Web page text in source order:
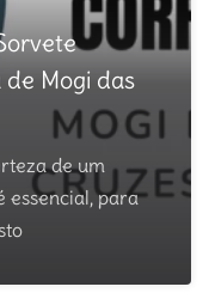
de Mogi das
de um
essencial, para